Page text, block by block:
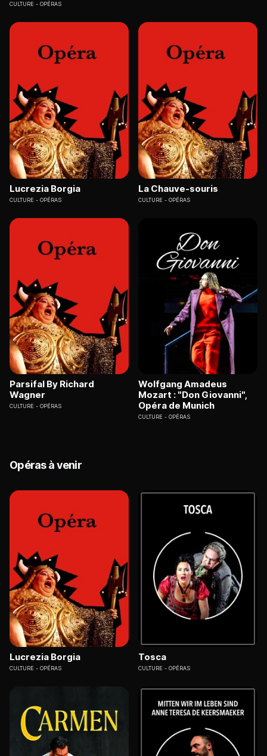
CULTURE OPÉRAS
Lucrezia Borgia
CULTURE OPÉRAS
La Chauve-souris
CULTURE OPÉRAS
Parsifal By Richard
Wagner
CULTURE OPÉRAS
Wolfgang Amadeus
Mozart : "Don Giovanni",
Opéra de Munich
CULTURE OPÉRAS
Opéras à venir
Lucrezia Borgia
CULTURE OPÉRAS
Tosca
CULTURE OPÉRAS